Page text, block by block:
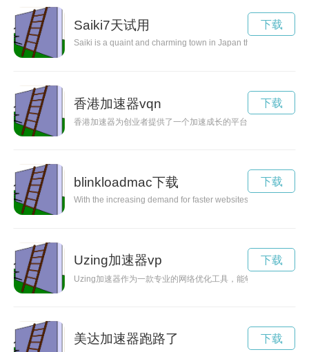
Saiki7天试用
Saiki is a quaint and charming town in Japan that is often
下载
香港加速器vqn
香港加速器为创业者提供了一个加速成长的平台，让他们的创业
下载
blinkloadmac下载
With the increasing demand for faster websites and the ever-
下载
Uzing加速器vp
Uzing加速器作为一款专业的网络优化工具，能够有效提升网速
下载
美达加速器跑路了 下载